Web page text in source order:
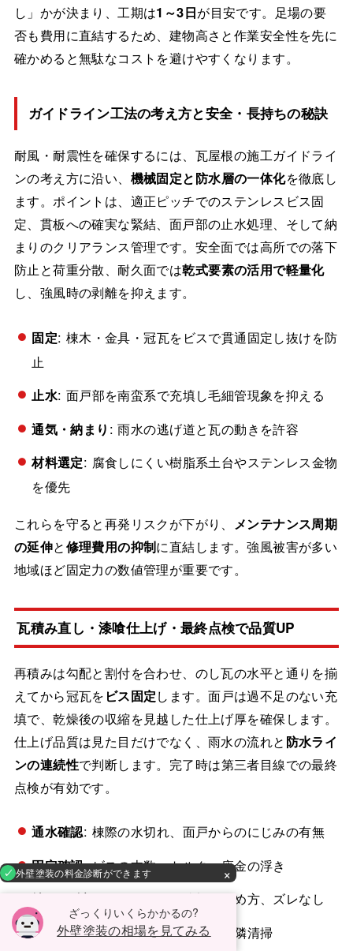
外壁塗装の料金診断ができます ×
ざっくりいくらかかるの?
外壁塗装の相場を見てみる
し」かが決まり、工期は1～3日が目安です。足場の要
否も費用に直結するため、建物高さと作業安全性を先に
確かめると無駄なコストを避けやすくなります。
ガイドライン工法の考え方と安全・長持ちの秘訣
耐風・耐震性を確保するには、瓦屋根の施工ガイドライ
ンの考え方に沿い、 機械固定と防水層の一体化を徹底し
ます。ポイントは、適正ピッチでのステンレスビス固
定、貫板への確実な緊結、面戸部の止水処理、そして納
まりのクリアランス管理です。安全面では高所での落下
防止と荷重分散、耐久面では乾式要素の活用で軽量化
し、強風時の剥離を抑えます。
固定: 棟木・金具・冠瓦をビスで貫通固定し抜けを防
止
止水: 面戸部を南蛮系で充填し毛細管現象を抑える
通気・納まり : 雨水の逃げ道と瓦の動きを許容
材料選定: 腐食しにくい樹脂系土台やステンレス金物
を優先
これらを守ると再発リスクが下がり、
メンテナンス周期
の延伸と修理費用の抑制に直結します。強風被害が多い
地域ほど固定力の数値管理が重要です。
瓦積み直し・漆喰仕上げ・最終点検で品質UP
再積みは勾配と割付を合わせ、のし瓦の水平と通りを揃
えてから冠瓦を ビス固定します。面戸は過不足のない充
填で、乾燥後の収縮を見越した仕上げ厚を確保します。
仕上げ品質は見た目だけでなく、雨水の流れと 防水ライ
ンの連続性で判断します。完了時は第三者目線での最終
点検が有効です。
通水確認: 棟際の水切れ、面戸からのにじみの有無
固定確認: ビスの本数・トルク、座金の浮き
納まり確認
: のしの段差、端部の納め方、ズレなし
周辺確認: 雨樋ゴミ、養生撤去、近隣清掃